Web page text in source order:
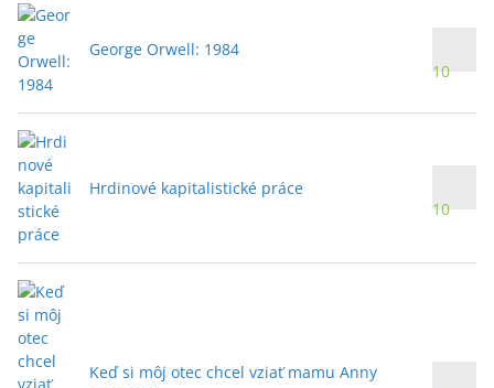
George Orwell: 1984
10
Hrdinové kapitalistické práce
10
Keď si môj otec chcel vziať mamu Anny